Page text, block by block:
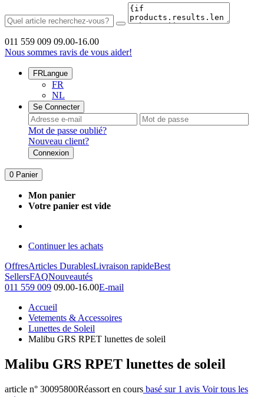
011 559 009 09.00-16.00
Nous sommes ravis de vous aider!
FRLangue
FR
NL
Se Connecter
Mot de passe oublié?
Nouveau client?
Connexion
0 Panier
Mon panier
Votre panier est vide
Continuer les achats
OffresArticles DurablesLivraison rapideBest
SellersFAQNouveautés
011 559 009 09.00-16.00E-mail
Accueil
Vetements & Accessoires
Lunettes de Soleil
Malibu GRS RPET lunettes de soleil
Malibu GRS RPET lunettes de soleil
article n° 30095800Réassort en cours basé sur 1 avis Voir tous les